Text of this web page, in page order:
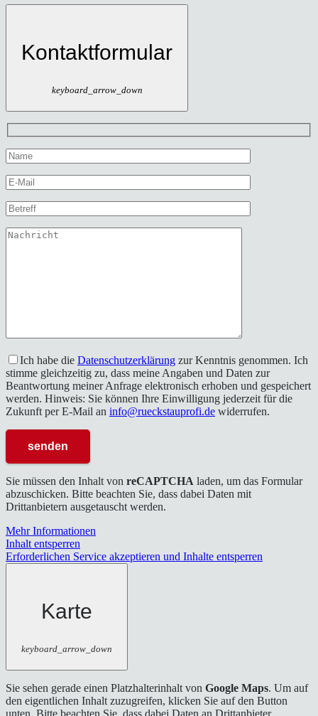
Kontaktformular
keyboard_arrow_down
Ich habe die Datenschutzerklärung zur Kenntnis genommen. Ich
stimme gleichzeitig zu, dass meine Angaben und Daten zur
Beantwortung meiner Anfrage elektronisch erhoben und gespeichert
werden. Hinweis: Sie können Ihre Einwilligung jederzeit für die
Zukunft per E-Mail an info@rueckstauprofi.de widerrufen.
Sie müssen den Inhalt von reCAPTCHA laden, um das Formular
abzuschicken. Bitte beachten Sie, dass dabei Daten mit
Drittanbietern ausgetauscht werden.
Mehr Informationen
Inhalt entsperren
Erforderlichen Service akzeptieren und Inhalte entsperren
Karte
keyboard_arrow_down
Sie sehen gerade einen Platzhalterinhalt von Google Maps. Um auf
den eigentlichen Inhalt zuzugreifen, klicken Sie auf den Button
unten. Bitte beachten Sie, dass dabei Daten an Drittanbieter